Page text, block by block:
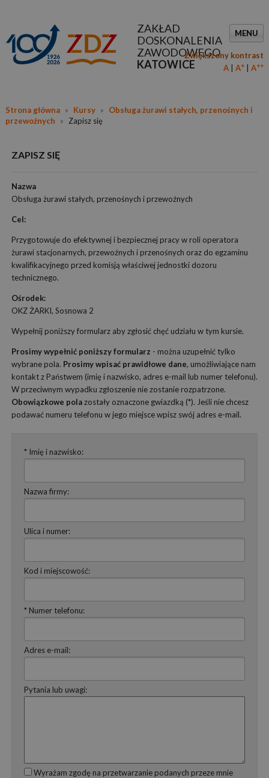
ZAKŁAD
DOSKONALENIA
ZAWODOWEGO
KATOWICE
MENU
Zwiększony kontrast
A
A+ A++
Strona główna » Kursy »
Obsługa żurawi stałych, przenośnych i
przewoźnych
» Zapisz się
ZAPISZ SIĘ
Nazwa
Obsługa żurawi stałych, przenośnych i przewoźnych
Cel:
Przygotowuje do efektywnej i bezpiecznej pracy w roli operatora
żurawi stacjonarnych, przewoźnych i przenośnych oraz do egzaminu
kwalifikacyjnego przed komisją właściwej jednostki dozoru
technicznego.
Ośrodek:
OKZ ŻARKI, Sosnowa 2
Wypełnij poniższy formularz aby zgłosić chęć udziału w tym kursie.
Prosimy wypełnić poniższy formularz - można uzupełnić tylko
wybrane pola. Prosimy wpisać prawidłowe dane, umożliwiające nam
kontakt z Państwem (imię i nazwisko, adres e-mail lub numer telefonu).
W przeciwnym wypadku zgłoszenie nie zostanie rozpatrzone.
Obowiązkowe polazostały oznaczone gwiazdką (*). Jeśli nie chcesz
podawać numeru telefonu w jego miejsce wpisz swój adres e-mail.
* Imię i nazwisko:
Nazwa firmy:
Ulica i numer:
Kod i miejscowość:
* Numer telefonu:
Adres e-mail:
Pytania lub uwagi:
Wyrażam zgodę na przetwarzanie podanych przeze mnie